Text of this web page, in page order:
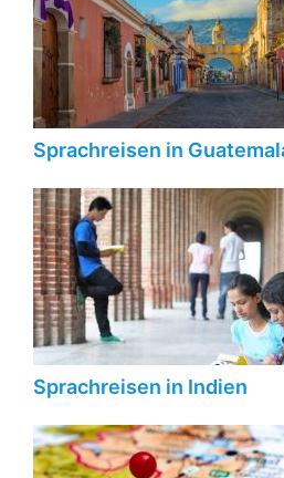
Sprachreisen in
Sprachreisen in Indien